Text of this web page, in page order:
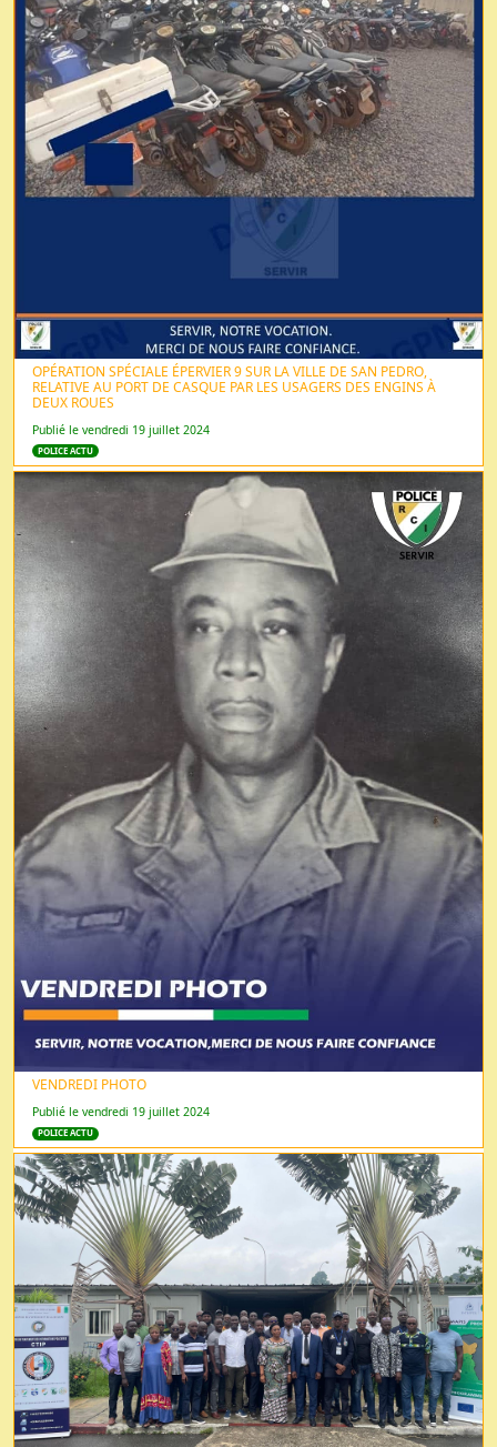
OPÉRATION SPÉCIALE ÉPERVIER 9 SUR LA VILLE DE SAN PEDRO,
RELATIVE AU PORT DE CASQUE PAR LES USAGERS DES ENGINS À
DEUX ROUES
Publié le vendredi 19 juillet 2024
POLICE ACTU
VENDREDI PHOTO
Publié le vendredi 19 juillet 2024
POLICE ACTU